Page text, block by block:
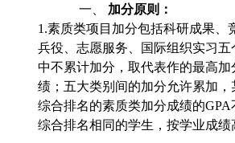
一、 加分原则：
1.素质类项目加分包括科研成果、
兵役、志愿服务、国际组织实习
中不累计加分，取代表作的最高
绩；五大类别间的加分允许累加，
综合排名的素质类加分成绩的
综合排名相同的学生，按学业成绩